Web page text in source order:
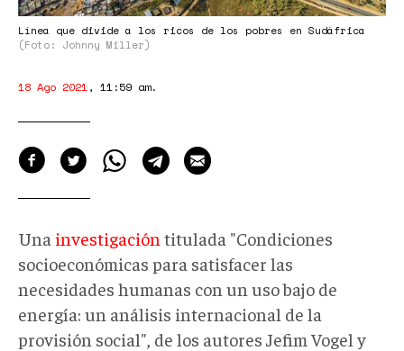
pobreza-
riqueza-
768x395.jpg
Línea que divide a los ricos de los pobres en Sudáfrica
(Foto: Johnny Miller)
18 Ago 2021, 11:59 am.
Una investigación titulada "Condiciones
socioeconómicas para satisfacer las
necesidades humanas con un uso bajo de
energía: un análisis internacional de la
provisión social", de los autores Jefim Vogel y